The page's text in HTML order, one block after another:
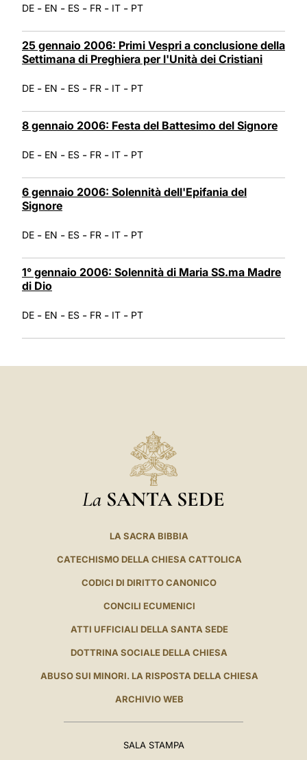
DE - EN - ES - FR - IT - PT
25 gennaio 2006: Primi Vespri a conclusione della
Settimana di Preghiera per l'Unità dei Cristiani
DE - EN - ES - FR - IT - PT
8 gennaio 2006: Festa del Battesimo del Signore
DE - EN - ES - FR - IT - PT
6 gennaio 2006: Solennità dell'Epifania del
Signore
DE - EN - ES - FR - IT - PT
1° gennaio 2006: Solennità di Maria SS.ma Madre
di Dio
DE - EN - ES - FR - IT - PT
La SANTA SEDE
LA SACRA BIBBIA
CATECHISMO DELLA CHIESA CATTOLICA
CODICI DI DIRITTO CANONICO
CONCILI ECUMENICI
ATTI UFFICIALI DELLA SANTA SEDE
DOTTRINA SOCIALE DELLA CHIESA
ABUSO SUI MINORI. LA RISPOSTA DELLA CHIESA
ARCHIVIO WEB
SALA STAMPA